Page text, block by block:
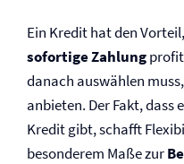
Ein Kredit hat den
sofortige Zahlung
danach auswählen
anbieten. Der Fakt, dass
Kredit gibt, schafft
besonderem Maße zur